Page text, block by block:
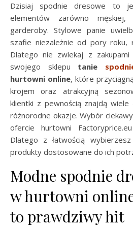
Dzisiaj spodnie dresowe to
elementów zarówno
garderoby. Stylowe panie
szafie niezależnie od pory roku,
Dlatego nie zwlekaj z
swojego sklepu tanie
hurtowni online, które
krojem oraz atrakcyjną
klientki z pewnością znajdą wiele
różnorodne okazje. Wybór
ofercie hurtowni
Dlatego z łatwością
produkty dostosowane do ich
Modne spodnie
w hurtowni
to prawdziwy hit